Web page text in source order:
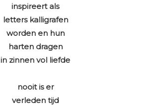
inspireert als
letters kalligrafen
worden en hun
harten dragen
in zinnen vol liefde
nooit is er
verleden tijd